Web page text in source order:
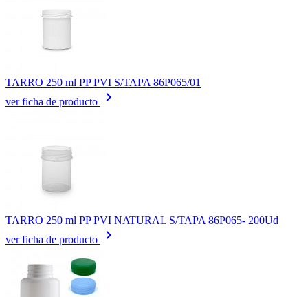
TARRO 250 ml PP PVI S/TAPA 86P065/01
ver ficha de producto
keyboard_arrow_right
TARRO 250 ml PP PVI NATURAL S/TAPA 86P065- 200Ud
ver ficha de producto
keyboard_arrow_right